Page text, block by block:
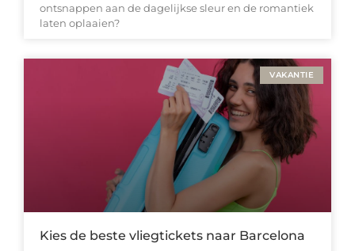
ontsnappen aan de dagelijkse sleur en de romantiek
laten oplaaien?
VAKANTIE
Kies de beste vliegtickets naar Barcelona